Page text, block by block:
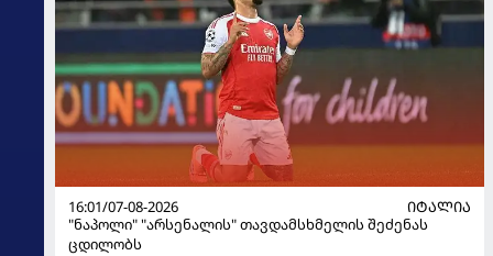
16:01/07-08-2026
ᲘᲢᲐᲚᲘᲐ
"ნაპოლი" "არსენალის" თავდამსხმელის შეძენას
ცდილობს